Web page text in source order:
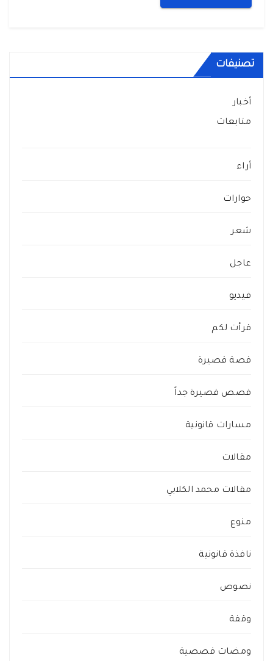
تصنيفات
أخبار
متابعات
أراء
حوارات
شعر
عاجل
فيديو
قرأت لكم
قصة قصيرة
قصص قصيرة جداً
مسارات قانونية
مقالات
مقالات محمد الكلابي
منوع
نافذة قانونية
نصوص
وقفة
ومضات قصصية